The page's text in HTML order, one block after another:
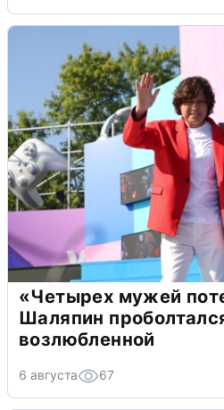
«Четырех мужей
Шаляпин
возлюбленной
6 августа 67